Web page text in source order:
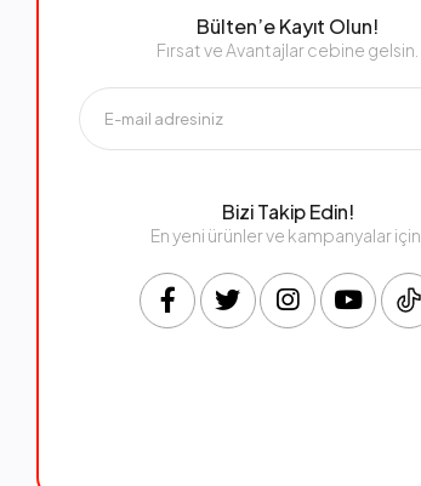
Bülten’e Kayıt Olun!
Fırsat ve Avantajlar cebine gelsin.
Bizi Takip Edin!
En yeni ürünler ve kampanyalar için,